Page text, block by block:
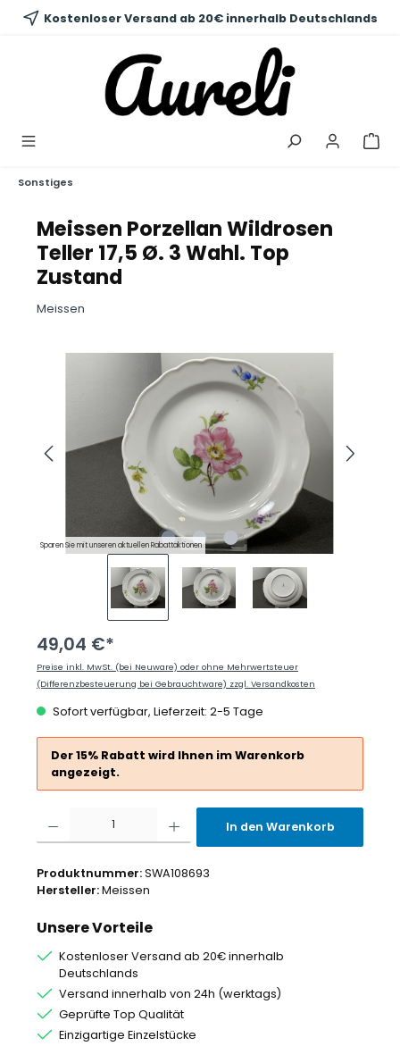
springen
Kostenloser Versand ab 20€ innerhalb Deutschlands
Sonstiges
Meissen Porzellan Wildrosen
Teller 17,5 Ø. 3 Wahl. Top
Zustand
Meissen
Bildergalerie überspringen
Sparen Sie mit unseren aktuellen Rabattaktionen
49,04 €*
Preise inkl. MwSt. (bei Neuware) oder ohne Mehrwertsteuer
(Differenzbesteuerung bei Gebrauchtware) zzgl. Versandkosten
Sofort verfügbar, Lieferzeit: 2-5 Tage
Der 15% Rabatt wird Ihnen im Warenkorb
angezeigt.
Produkt Anzahl: Gib den gewünschten Wert ein oder benutze die Schaltflächen
In den Warenkorb
Produktnummer:SWA108693
Hersteller:Meissen
Unsere Vorteile
Kostenloser Versand ab 20€ innerhalb
Deutschlands
Versand innerhalb von 24h (werktags)
Geprüfte Top Qualität
Einzigartige Einzelstücke